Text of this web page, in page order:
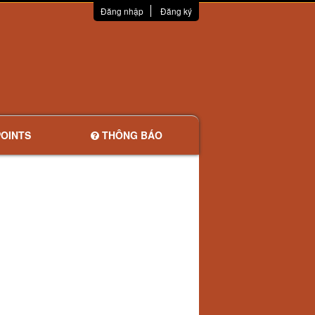
Đăng nhập Đăng ký
THÔNG BÁO